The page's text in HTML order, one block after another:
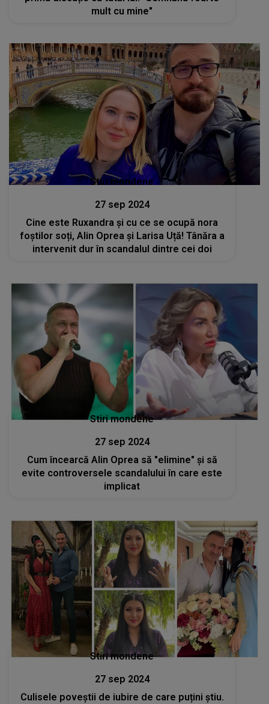
mult cu mine"
Stiri mondene
27 sep 2024
Cine este Ruxandra și cu ce se ocupă nora
foștilor soți, Alin Oprea și Larisa Uță! Tânăra a
intervenit dur în scandalul dintre cei doi
Stiri mondene
27 sep 2024
Cum încearcă Alin Oprea să "elimine" și să
evite controversele scandalului în care este
implicat
Stiri mondene
27 sep 2024
Culisele poveștii de iubire de care puțini știu.